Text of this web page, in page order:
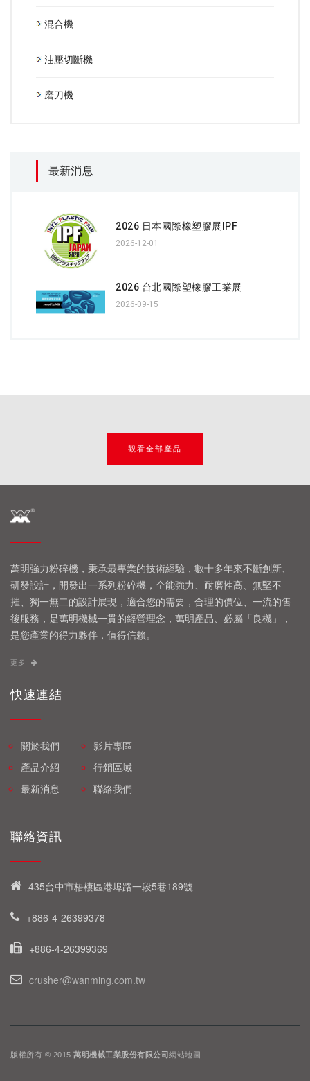
混合機
油壓切斷機
磨刀機
最新消息
2026 日本國際橡塑膠展IPF
2026-12-01
2026 台北國際塑橡膠工業展
2026-09-15
觀看全部產品
萬明強力粉碎機，秉承最專業的技術經驗，數十多年來不斷創新、
研發設計，開發出一系列粉碎機，全能強力、耐磨性高、無堅不
摧、獨一無二的設計展現，適合您的需要，合理的價位、一流的售
後服務，是萬明機械一貫的經營理念，萬明產品、必屬「良機」，
是您產業的得力夥伴，值得信賴。
更多
快速連結
關於我們
產品介紹
最新消息
影片專區
行銷區域
聯絡我們
聯絡資訊
435台中市梧棲區港埠路一段5巷189號
+886-4-26399378
+886-4-26399369
crusher@wanming.com.tw
版權所有 © 2015 萬明機械工業股份有限公司網站地圖